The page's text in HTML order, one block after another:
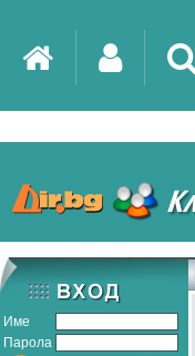
Име
Парола